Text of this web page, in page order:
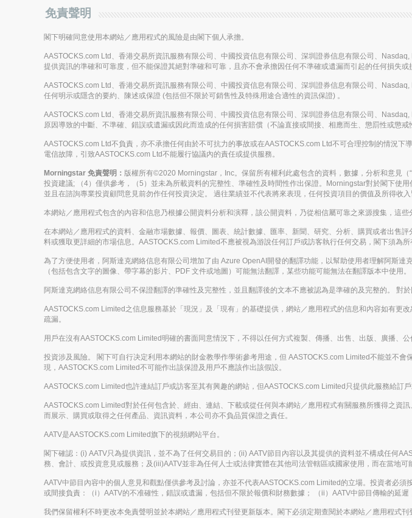
免責聲明
閣下明確同意使用本網站／應用程式的風險是由閣下個人承擔。
AASTOCKS.com Ltd、香港交易所資訊服務有限公司、中國投資信息有限公司、深圳證券信息有限公司、
提供資訊的準確和可靠度，但不能保證其絕對準確和可靠，且亦不會承擔因任何不準確或遺漏而引起的任何損失
AASTOCKS.com Ltd、香港交易所資訊服務有限公司、中國投資信息有限公司、深圳證券信息有限公司、
任何明示或隱含的要約、陳述或保證 (包括但不限於可銷售性及特殊用途合適性的資訊保證) 。
AASTOCKS.com Ltd、香港交易所資訊服務有限公司、中國投資信息有限公司、深圳證券信息有限公司、
原因導致的中斷、不準確、錯誤或遺漏或因此而造成的任何損害賠償（不論直接或間接、相應而生、懲罰性或懲戒
AASTOCKS.com Ltd不負責，亦不承擔任何由於不可抗力的事故或在AASTOCKS.com Ltd不可合理控制的情況
電信故障，引致AASTOCKS.com Ltd不能履行協議內的責任或提供服務。
Morningstar 免責聲明： 版權所有©2020 Morningstar，Inc。保留所有權利此處包含的資料，數據，分析和意見
投資建議; （4）僅供參考，（5）並未為所載資料的完整性、準確性及時間性作出保證。Morningstar對於閣下使
並且在諮詢專業投資顧問意見前勿作任何投資決定。 過往業績並不代表將來表現，任何投資項目的價值及所得收入
本網站／應用程式包含的內容和信息乃根據公開資料分析和演釋，該公開資料，乃從相信屬可靠之來源搜集，這
在本網站／應用程式的資料、金融市場數據、報價、圖表、統計數據、匯率、新聞、研究、分析、購買或者出售
料或獲取更詳細的市場信息。AASTOCKS.com Limited不應被視為游說任何訂戶或訪客執行任何交易，閣下須為
為了方便使用者，阿斯達克網絡信息有限公司增加了由 Azure OpenAI開發的翻譯功能，以幫助使用者理解阿斯
（包括包含文字的圖像、帶字幕的影片、PDF 文件或地圖）可能無法翻譯，某些功能可能無法在翻譯版本中使用。
阿斯達克網絡信息有限公司不保證翻譯的準確性及完整性，並且翻譯後的文本不應被認為是準確的及完整的。 對
AASTOCKS.com Limited之信息服務基於「現況」及「現有」的基礎提供，網站／應用程式的信息和內容如有
疏漏。
用戶在沒有AASTOCKS.com Limited明確的書面同意情況下，不得以任何方式複製、傳播、出售、出版、廣播、
投資涉及風險。 閣下可自行决定利用本網站的財金教學作學術參考用途，但 AASTOCKS.com Limited不能並不
現，AASTOCKS.com Limited不可能作出該保證及用戶不應該作出該假設。
AASTOCKS.com Limited也許連結訂戶或訪客至其有興趣的網站，但AASTOCKS.com Limited只提供此服務給訂戶
AASTOCKS.com Limited對於任何包含於、經由、連結、下載或從任何與本網站／應用程式有關服務所獲得之
而展示、購買或取得之任何產品、資訊資料，本公司亦不負品質保證之責任。
AATV是AASTOCKS.com Limited旗下的視頻網站平台。
閣下確認：(i) AATV只為提供資訊，並不為了任何交易目的；(ii) AATV節目內容以及其提供的資料並不構成任何
務、會計、或投資意見或服務；及(iii)AATV並非為任何人士或法律實體在其他司法管轄區或國家使用，而在當地可
AATV中節目內容中的個人意見和觀點僅供參考及討論，亦並不代表AASTOCKS.com Limited的立場。投資者必
或間接負責：（i）AATV的不准確性，錯誤或遺漏，包括但不限於報價和財務數據； （ii）AATV中節目傳輸的延
我們保留權利不時更改本免責聲明並於本網站／應用程式刊登更新版本。閣下必須定期查閱於本網站／應用程式